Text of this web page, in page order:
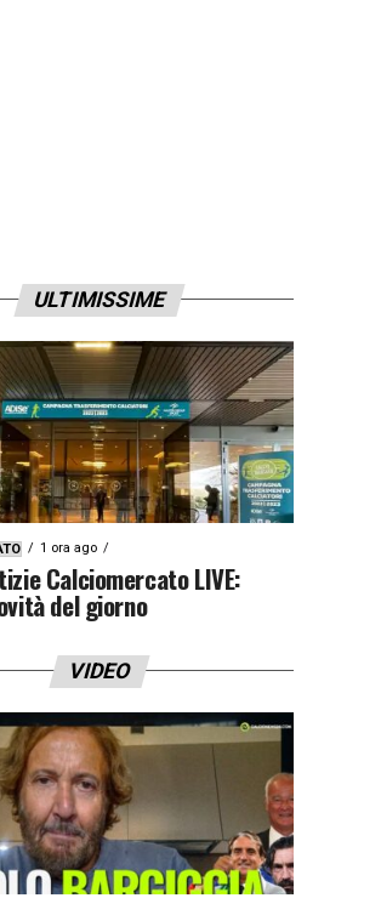
ULTIMISSIME
1 ora ago
Calciomercato LIVE:
del giorno
VIDEO